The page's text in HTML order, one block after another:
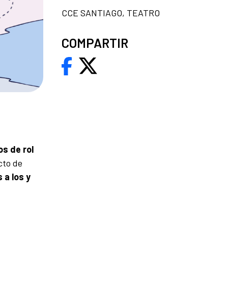
de rol
de
a los y
CCE SANTIAGO, TEATRO
COMPARTIR